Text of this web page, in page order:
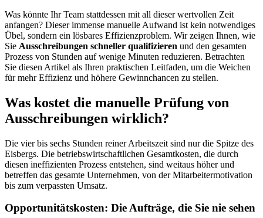
Was könnte Ihr Team stattdessen mit all dieser wertvollen Zeit
anfangen? Dieser immense manuelle Aufwand ist kein notwendiges
Übel, sondern ein lösbares Effizienzproblem. Wir zeigen Ihnen, wie
Sie Ausschreibungen schneller qualifizieren und den gesamten
Prozess von Stunden auf wenige Minuten reduzieren. Betrachten
Sie diesen Artikel als Ihren praktischen Leitfaden, um die Weichen
für mehr Effizienz und höhere Gewinnchancen zu stellen.
Was kostet die manuelle Prüfung von
Ausschreibungen wirklich?
Die vier bis sechs Stunden reiner Arbeitszeit sind nur die Spitze des
Eisbergs. Die betriebswirtschaftlichen Gesamtkosten, die durch
diesen ineffizienten Prozess entstehen, sind weitaus höher und
betreffen das gesamte Unternehmen, von der Mitarbeitermotivation
bis zum verpassten Umsatz.
Opportunitätskosten: Die Aufträge, die Sie nie sehen